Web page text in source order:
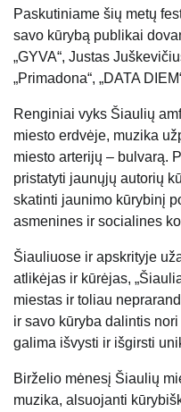
Paskutiniame šių metų
savo kūrybą publikai
„GYVA“, Justas
„Primadona“, „DATA
Renginiai vyks Šiaulių
miesto erdvėje, muzika
miesto arterijų – bulvarą.
pristatyti jaunųjų autorių
skatinti jaunimo kūrybinį
asmenines ir socialines
Šiauliuose ir apskrityje
atlikėjas ir kūrėjas,
miestas ir toliau
ir savo kūryba dalintis
galima išvysti ir išgirsti
Birželio mėnesį Šiaulių
muzika, alsuojanti